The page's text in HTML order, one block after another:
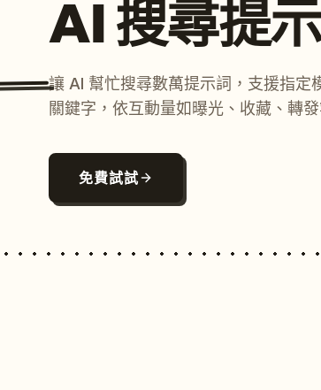
AI 搜尋提
讓 AI 幫忙搜尋數萬提示詞，支援指定
關鍵字，依互動量如曝光、收藏、轉發
免費試試